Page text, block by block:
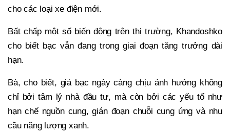
cho các loại xe điện mới.
Bất chấp một số biến động trên thị trường, Khandoshko
cho biết bạc vẫn đang trong giai đoạn tăng trưởng dài
hạn.
Bà, cho biết, giá bạc ngày càng chịu ảnh hưởng không
chỉ bởi tâm lý nhà đầu tư, mà còn bởi các yếu tố như
hạn chế nguồn cung, gián đoạn chuỗi cung ứng và nhu
cầu năng lượng xanh.